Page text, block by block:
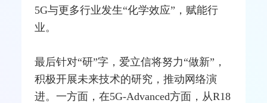
5G与更多行业发生“化学效应”，赋能行
业。
最后针对“研”字，爱立信将努力“做新”，
积极开展未来技术的研究，推动网络演
进。一方面，在5G-Advanced方面，从R18